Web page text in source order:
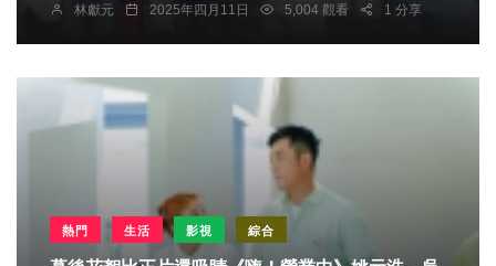
林獻元 2025年四月11日 5,004 觀看 1 分享
熱門 生活 影視 綜合